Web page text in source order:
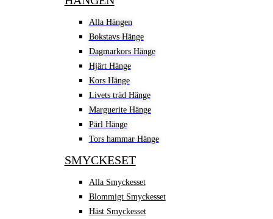
Alla Hängen
Bokstavs Hänge
Dagmarkors Hänge
Hjärt Hänge
Kors Hänge
Livets träd Hänge
Marguerite Hänge
Pärl Hänge
Tors hammar Hänge
SMYCKESET
Alla Smyckesset
Blommigt Smyckesset
Häst Smyckesset